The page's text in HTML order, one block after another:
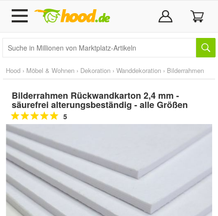
Hood › Möbel & Wohnen › Dekoration › Wanddekoration › Bilderrahmen
Bilderrahmen Rückwandkarton 2,4 mm -
säurefrei alterungsbeständig - alle Größen
5